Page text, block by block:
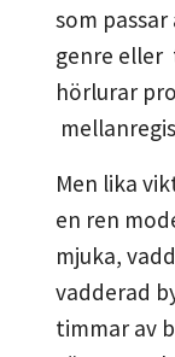
som
genre eller
hörlurar
Men lika
en ren
mjuka,
vadderad
timmar av